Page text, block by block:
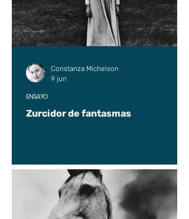
Zurcidor de fantasmas
ENSAYO
Constanza Michelson
9 jun